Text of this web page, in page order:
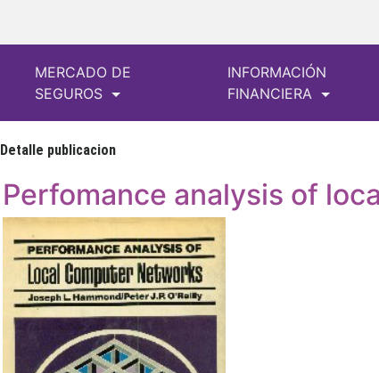
MERCADO DE
SEGUROS
INFORMACIÓN
FINANCIERA
Detalle publicacion
Perfomance analysis of